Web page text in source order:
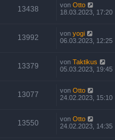
13438 von Otto
18.03.2023, 17:20
13992 von yogi
06.03.2023, 12:25
13379 von Taktikus
05.03.2023, 19:45
13077 von Otto
24.02.2023, 15:10
13550 von Otto
24.02.2023, 14:35